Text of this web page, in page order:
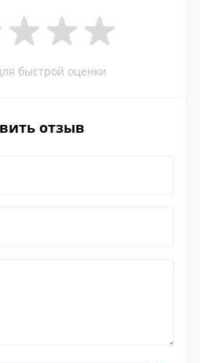
быстрой оценки
отзыв